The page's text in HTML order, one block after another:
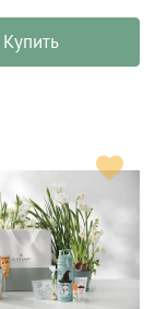
Купить